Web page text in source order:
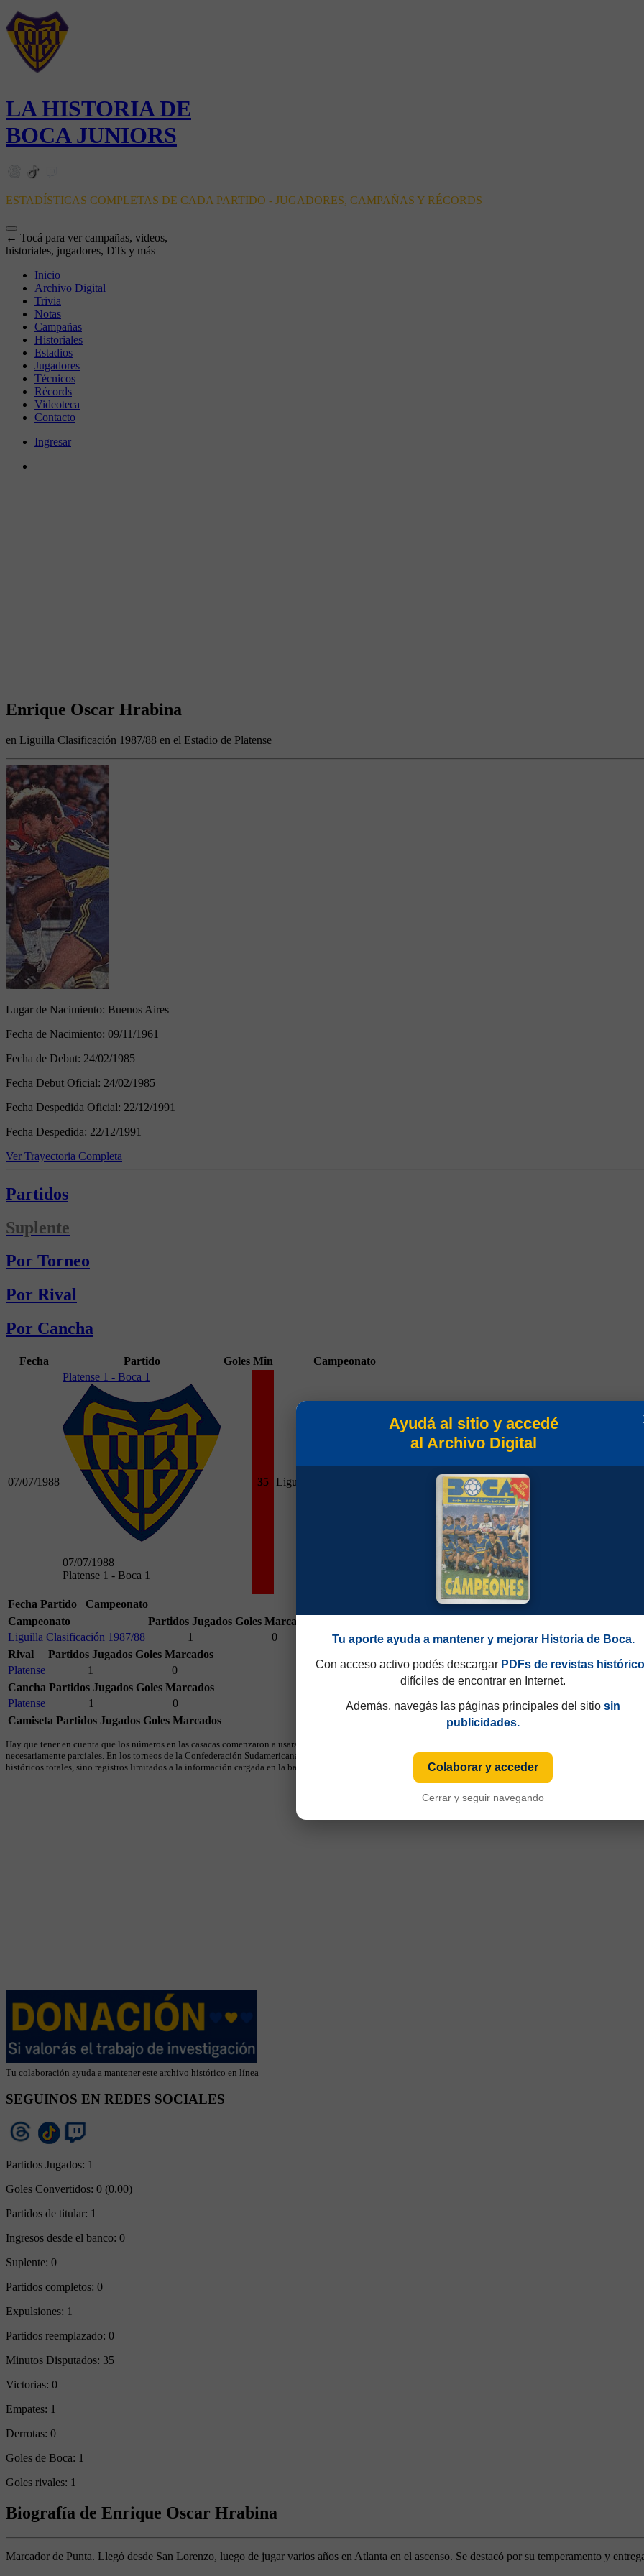
LA HISTORIA DE
BOCA JUNIORS
ESTADÍSTICAS COMPLETAS DE CADA PARTIDO - JUGADORES, CAMPAÑAS Y RÉCORDS
← Tocá para ver campañas, videos,
historiales, jugadores, DTs y más
Inicio
Archivo Digital
Trivia
Notas
Campañas
Historiales
Estadios
Jugadores
Técnicos
Récords
Videoteca
Contacto
Ingresar
Enrique Oscar Hrabina
en Liguilla Clasificación 1987/88 en el Estadio de Platense
Lugar de Nacimiento: Buenos Aires
Fecha de Nacimiento: 09/11/1961
Fecha de Debut: 24/02/1985
Fecha Debut Oficial: 24/02/1985
Fecha Despedida Oficial: 22/12/1991
Fecha Despedida: 22/12/1991
Ver Trayectoria Completa
Partidos
Suplente
Por Torneo
Por Rival
Por Cancha
Fecha Partido Goles Min Campeonato
07/07/1988
Platense 1 - Boca 1
07/07/1988
Platense 1 - Boca 1
35 Liguilla Clasificación 1987/88
Fecha Partido
Campeonato
Campeonato
Partidos Jugados Goles Marcados
Liguilla Clasificación 1987/88
1
0
Rival
Partidos Jugados Goles Marcados
Platense
1
0
Cancha Partidos Jugados Goles Marcados
Platense
1
0
Camiseta Partidos Jugados Goles Marcados
Hay que tener en cuenta que los números en las casacas comenzaron a usarse en 1949 y que hasta 1997 eran consecutivos, no fijos. Esa información aparecía sólo
necesariamente parciales. En los torneos de la Confederación Sudamericana se utiliza numeración fija desde sus primeras ediciones y, cuando ese dato está
históricos totales, sino registros limitados a la información cargada en la base.
Tu colaboración ayuda a mantener este archivo histórico en línea
SEGUINOS EN REDES SOCIALES
Partidos Jugados: 1
Goles Convertidos: 0 (0.00)
Partidos de titular: 1
Ingresos desde el banco: 0
Suplente: 0
Partidos completos: 0
Expulsiones: 1
Partidos reemplazado: 0
Minutos Disputados: 35
Victorias: 0
Empates: 1
Derrotas: 0
Goles de Boca: 1
Goles rivales: 1
Biografía de Enrique Oscar Hrabina
Marcador de Punta. Llegó desde San Lorenzo, luego de jugar varios años en Atlanta en el ascenso. Se destacó por su temperamento y
Ayudá al sitio y accedé
al Archivo Digital
Tu aporte ayuda a mantener y mejorar Historia de Boca.
Con acceso activo podés descargar PDFs de revistas
difíciles de encontrar en Internet.
Además, navegás las páginas principales del sitio sin
publicidades.
Colaborar y acceder
Cerrar y seguir navegando